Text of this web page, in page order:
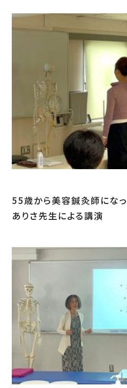
55歳から美容鍼灸師にな
ありさ先生による講演